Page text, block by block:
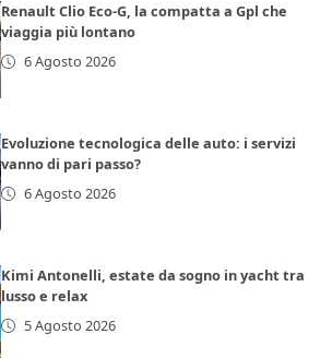
Renault Clio Eco-G, la compatta a Gpl che
viaggia più lontano
6 Agosto 2026
Evoluzione tecnologica delle auto: i servizi
vanno di pari passo?
6 Agosto 2026
Kimi Antonelli, estate da sogno in yacht tra
lusso e relax
5 Agosto 2026